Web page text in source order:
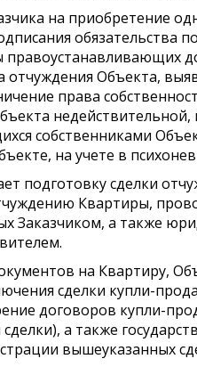
на приобретение
обязательства
правоустанавливающих
отчуждения Объекта,
права
собственниками
на учете в
подготовку сделки
Квартиры,
Заказчиком, а также
на Квартиру,
сделки купли-
договоров купли-
а также
вышеуказанных